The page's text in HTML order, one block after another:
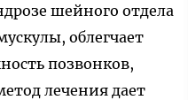
шейного отдела
облегчает
позвонков,
лечения дает